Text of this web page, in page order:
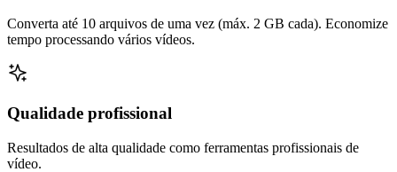
Converta até 10 arquivos de uma vez (máx. 2 GB cada). Economize
tempo processando vários vídeos.
Qualidade profissional
Resultados de alta qualidade como ferramentas profissionais de
vídeo.